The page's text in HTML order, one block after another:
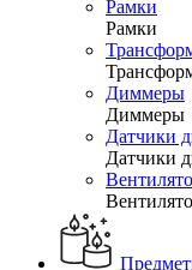
Рамки
Рамки
Диммеры
Диммеры
Датчики
Датчики